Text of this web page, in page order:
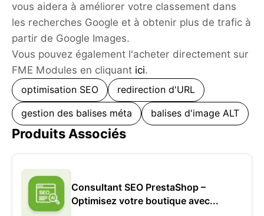
vous aidera à améliorer votre classement dans
les recherches Google et à obtenir plus de trafic à
partir de Google Images.
Vous pouvez également l'acheter directement sur
FME Modules en cliquant ici.
optimisation SEO redirection d'URL
gestion des balises méta balises d'image ALT
Produits Associés
Consultant SEO PrestaShop –
Optimisez votre boutique avec...